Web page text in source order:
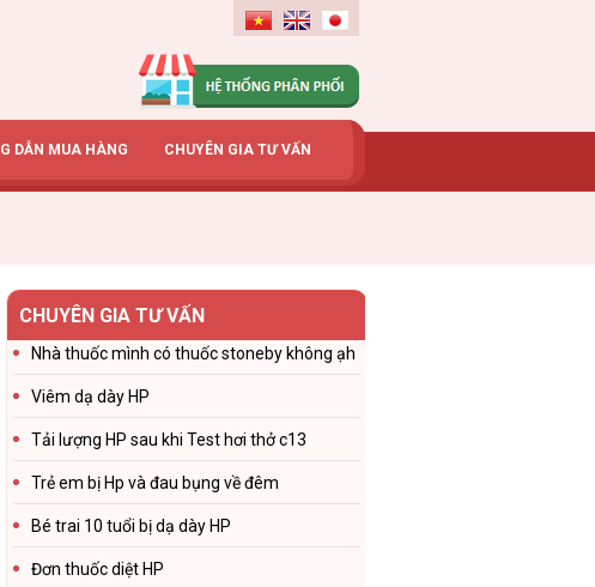
DẪN MUA HÀNG CHUYÊN GIA TƯ VẤN
CHUYÊN GIA TƯ VẤN
Nhà thuốc mình có thuốc stoneby không ạh
Viêm dạ dày HP
Tải lượng HP sau khi Test hơi thở c13
Trẻ em bị Hp và đau bụng về đêm
Bé trai 10 tuổi bị dạ dày HP
Đơn thuốc diệt HP